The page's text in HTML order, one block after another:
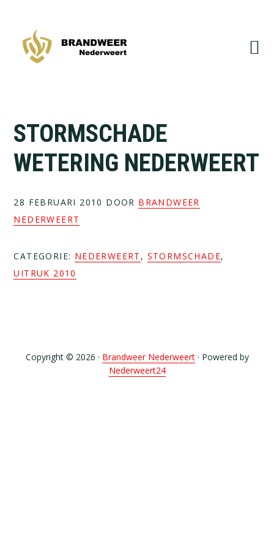
hoofdnavigatie
hoofd
STORMSCHADE
WETERING NEDERWEERT
28 FEBRUARI 2010 DOOR BRANDWEER
NEDERWEERT
CATEGORIE: NEDERWEERT , STORMSCHADE,
UITRUK 2010
Copyright © 2026 · Brandweer Nederweert· Powered by
Nederweert24